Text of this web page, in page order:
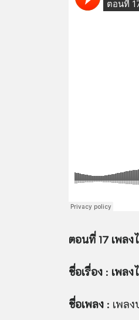
ตอนที่ 17 เพล
ชื่อเรื่อง : เพล
ชื่อเพลง : เพล